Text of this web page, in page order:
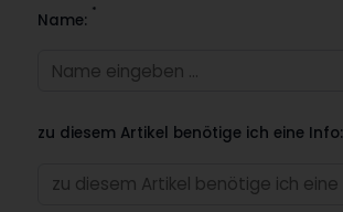
Name: *
zu diesem Artikel benötige ich eine Info: